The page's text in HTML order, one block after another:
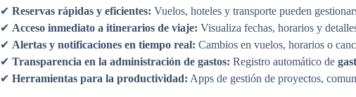
✔ Reservas rápidas y eficientes: Vuelos, hoteles y transporte pueden
✔ Acceso inmediato a itinerarios de viaje: Visualiza fechas, horarios y
✔ Alertas y notificaciones en tiempo real: Cambios en vuelos, horarios o
✔ Transparencia en la administración de gastos: Registro automático de
✔ Herramientas para la productividad: Apps de gestión de proyectos,